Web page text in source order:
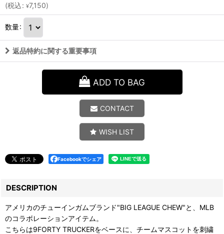
(税込: ¥7,150)
数量:
返品特約に関する重要事項
ADD TO BAG
CONTACT
WISH LIST
Facebookでシェア
DESCRIPTION
アメリカのチューインガムブランド"BIG LEAGUE CHEW"と、MLB
のコラボレーションアイテム。
こちらは9FORTY TRUCKERをベースに、チームマスコットを刺繍